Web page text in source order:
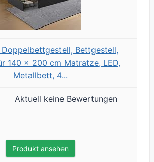
Doppelbettgestell, Bettgestell,
140 x 200 cm Matratze, LED,
Metallbett, 4...
Aktuell keine Bewertungen
Produkt ansehen